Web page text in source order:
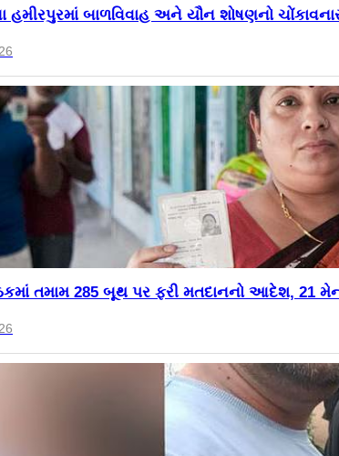
હમીરપુરમાં બાળવિવાહ અને યૌન શોષણનો
તમામ 285 બૂથ પર ફરી મતદાનનો આદેશ, 21